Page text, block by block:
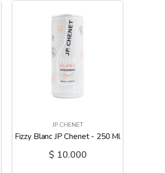
JP CHENET
Fizzy Blanc JP Chenet - 250 Ml
$ 10.000